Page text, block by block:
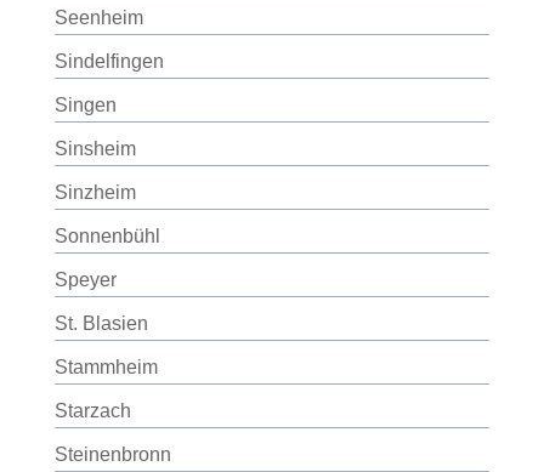
Seenheim
Sindelfingen
Singen
Sinsheim
Sinzheim
Sonnenbühl
Speyer
St. Blasien
Stammheim
Starzach
Steinenbronn